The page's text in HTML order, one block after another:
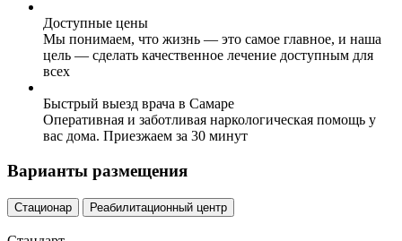
Доступные цены
Мы понимаем, что жизнь — это самое главное, и наша
цель — сделать качественное лечение доступным для
всех
Быстрый выезд врача в Самаре
Оперативная и заботливая наркологическая помощь у
вас дома. Приезжаем за 30 минут
Варианты размещения
Стационар Реабилитационный центр